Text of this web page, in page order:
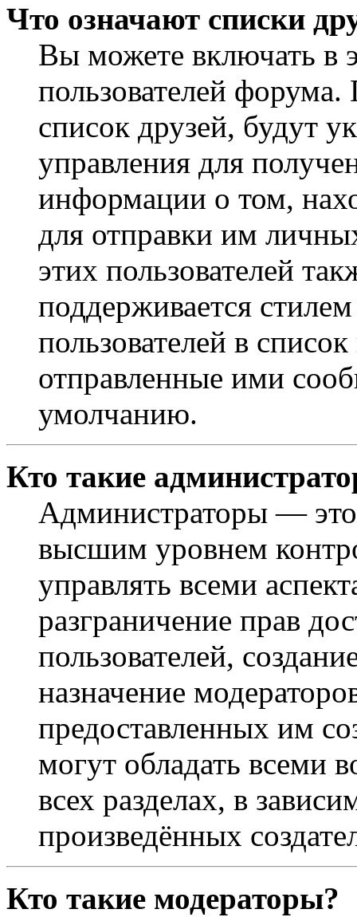
Что означают списки
Вы можете включать в
пользователей форума.
список друзей, будут
управления для
информации о том,
для отправки им
этих пользователей
поддерживается
пользователей в
отправленные ими
умолчанию.
Кто такие
Администраторы — это
высшим уровнем
управлять всеми
разграничение прав
пользователей,
назначение
предоставленных им
могут обладать всеми
всех разделах, в
произведённых
Кто такие модераторы?